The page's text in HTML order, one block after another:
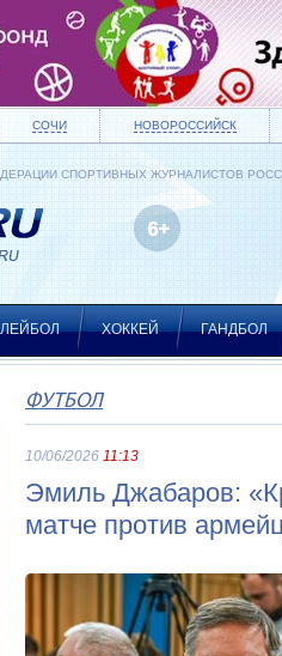
СОЧИ НОВОРОССИЙСК
СПОРТИВНЫХ ЖУРНАЛИСТОВ
ХОККЕЙ ГАНДБОЛ
ФУТБОЛ
10/06/2026 11:13
Эмиль Джабаров:
матче против